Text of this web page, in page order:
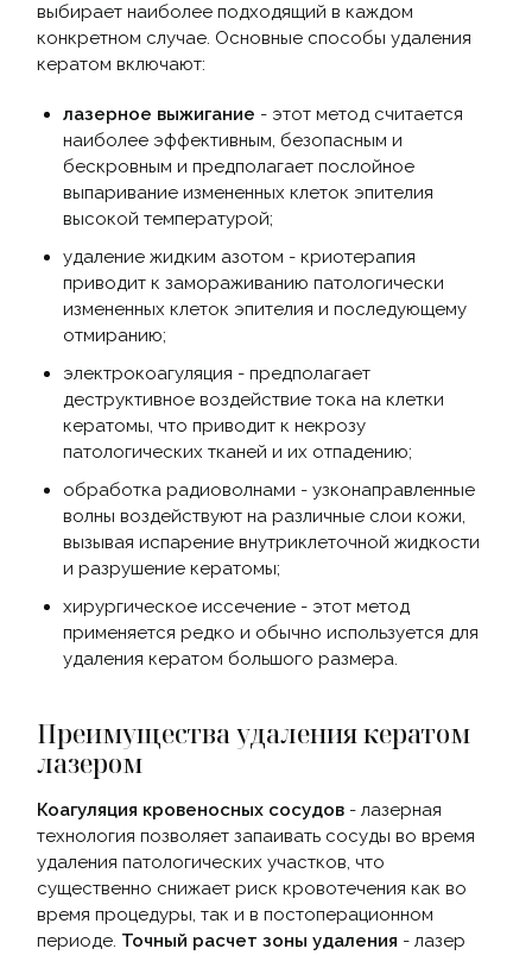
выбирает наиболее подходящий в каждом
конкретном случае. Основные способы удаления
кератом включают:
лазерное выжигание - этот метод считается
наиболее эффективным, безопасным и
бескровным и предполагает послойное
выпаривание измененных клеток эпителия
высокой температурой;
удаление жидким азотом - криотерапия
приводит к замораживанию патологически
измененных клеток эпителия и последующему
отмиранию;
электрокоагуляция - предполагает
деструктивное воздействие тока на клетки
кератомы, что приводит к некрозу
патологических тканей и их отпадению;
обработка радиоволнами - узконаправленные
волны воздействуют на различные слои кожи,
вызывая испарение внутриклеточной жидкости
и разрушение кератомы;
хирургическое иссечение - этот метод
применяется редко и обычно используется для
удаления кератом большого размера.
Преимущества удаления кератом
лазером
Коагуляция кровеносных сосудов - лазерная
технология позволяет запаивать сосуды во время
удаления патологических участков, что
существенно снижает риск кровотечения как во
время процедуры, так и в постоперационном
периоде. Точный расчет зоны удаления - лазер